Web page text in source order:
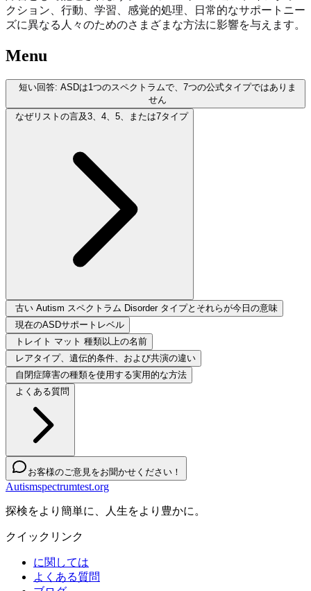
クション、行動、学習、感覚的処理、日常的なサポートニー
ズに異なる人々のためのさまざまな方法に影響を与えます。
Menu
短い回答: ASDは1つのスペクトラムで、7つの公式タイプではありま
せん
なぜリストの言及3、4、5、または7タイプ
古い Autism スペクトラム Disorder タイプとそれらが今日の意味
現在のASDサポートレベル
トレイト マット 種類以上の名前
レアタイプ、遺伝的条件、および共演の違い
自閉症障害の種類を使用する実用的な方法
よくある質問
お客様のご意見をお聞かせください！
Autismspectrumtest.org
探検をより簡単に、人生をより豊かに。
クイックリンク
に関しては
よくある質問